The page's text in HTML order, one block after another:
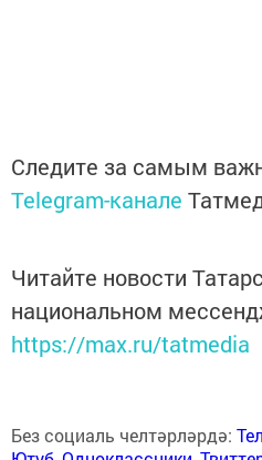
Следите за самым
Telegram-канале
Читайте новости
национальном
https://max.ru/tatmedia
Без социаль челтәрләрдә: